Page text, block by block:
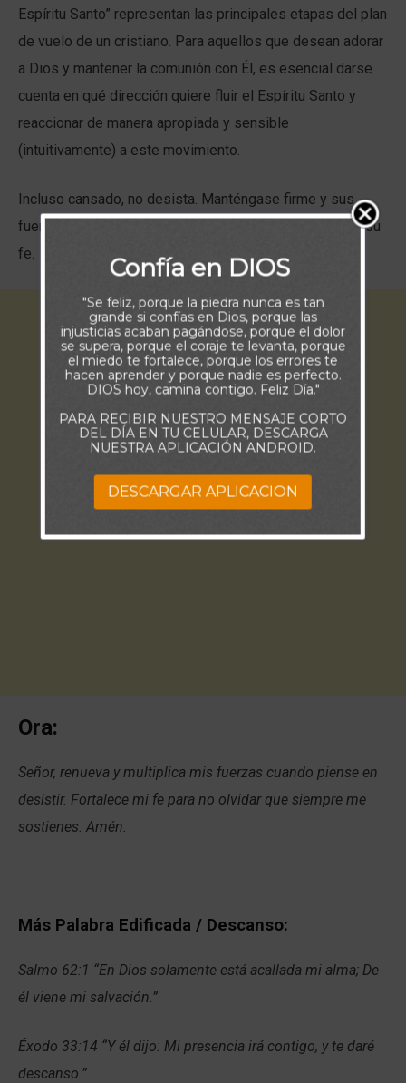
Espíritu Santo” representan las principales etapas del plan
de vuelo de un cristiano. Para aquellos que desean adorar
a Dios y mantener la comunión con Él, es esencial darse
cuenta en qué dirección quiere fluir el Espíritu Santo y
reaccionar de manera apropiada y sensible
(intuitivamente) a este movimiento.
Incluso cansado, no desista. Manténgase firme y sus
fuerzas se renovarán. Dios mismo las multiplicará, por su
fe.
Ora:
Señor, renueva y multiplica mis fuerzas cuando piense en
desistir. Fortalece mi fe para no olvidar que siempre me
sostienes. Amén.
Más Palabra Edificada / Descanso:
Salmo 62:1 “En Dios solamente está acallada mi alma; De
él viene mi salvación.”
Éxodo 33:14 “Y él dijo: Mi presencia irá contigo, y te daré
descanso.”
Confía en DIOS
"Se feliz, porque la piedra nunca es tan
grande si confías en Dios, porque las
injusticias acaban pagándose, porque el dolor
se supera, porque el coraje te levanta, porque
el miedo te fortalece, porque los errores te
hacen aprender y porque nadie es perfecto.
DIOS hoy, camina contigo. Feliz Día."
PARA RECIBIR NUESTRO MENSAJE CORTO
DEL DÍA EN TU CELULAR, DESCARGA
NUESTRA APLICACIÓN ANDROID.
DESCARGAR APLICACION